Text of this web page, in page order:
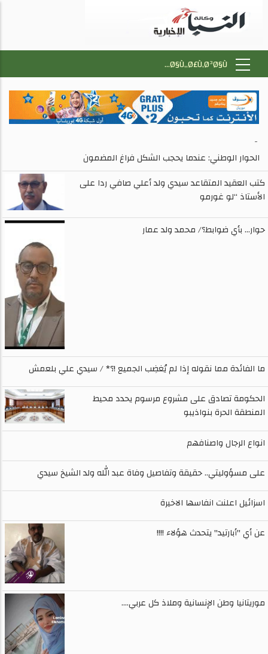
-
الحوار الوطني: عندما يحجب الشكل فراغ المضمون
كتب العقيد المتقاعد سيدي ولد أعلي صافي ردا على
الأستاذ “لو غورمو
حوار… بأي ضوابط؟/ محمد ولد عمار
ما الفائدة مما نقوله إذا لم يُغضِب الجميع !؟* / سيدي علي بلعمش
الحكومة تصادق على مشروع مرسوم يحدد محيط
المنطقة الحرة بنواذيبو
انواع الرجال واصنافهم
على مسؤوليتي.. حقيقة وتفاصيل وفاة عبد الله ولد الشيخ سيدي
اسزائيل اعلنت انفاسها الاخيرة
عن أي "أبارتيد" يتحدث هؤلاء !!!!
موريتانيا وطن الإنسانية وملاذ كل عربي....